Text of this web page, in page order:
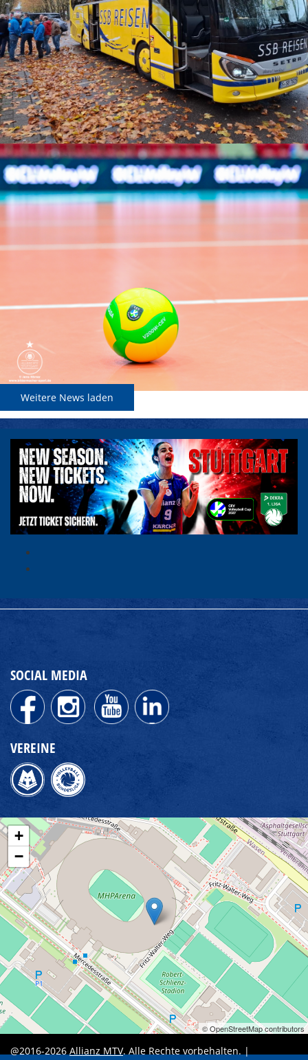
Weitere News laden
SOCIAL MEDIA
VEREINE
+
−
© OpenStreetMap contributors
@2016-2026 Allianz MTV. Alle Rechte vorbehalten. |